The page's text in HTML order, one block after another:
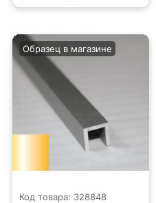
Код товара: 328848
Образец в магазине